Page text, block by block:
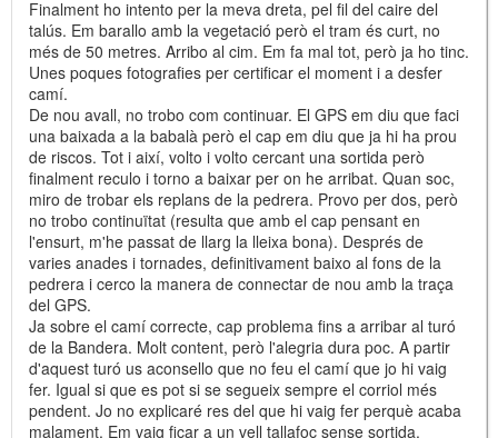
Finalment ho intento per la meva dreta, pel fil del caire del
talús. Em barallo amb la vegetació però el tram és curt, no
més de 50 metres. Arribo al cim. Em fa mal tot, però ja ho tinc.
Unes poques fotografies per certificar el moment i a desfer
camí.
De nou avall, no trobo com continuar. El GPS em diu que faci
una baixada a la babalà però el cap em diu que ja hi ha prou
de riscos. Tot i així, volto i volto cercant una sortida però
finalment reculo i torno a baixar per on he arribat. Quan soc,
miro de trobar els replans de la pedrera. Provo per dos, però
no trobo continuïtat (resulta que amb el cap pensant en
l'ensurt, m'he passat de llarg la lleixa bona). Després de
varies anades i tornades, definitivament baixo al fons de la
pedrera i cerco la manera de connectar de nou amb la traça
del GPS.
Ja sobre el camí correcte, cap problema fins a arribar al turó
de la Bandera. Molt content, però l'alegria dura poc. A partir
d'aquest turó us aconsello que no feu el camí que jo hi vaig
fer. Igual si que es pot si se segueix sempre el corriol més
pendent. Jo no explicaré res del que hi vaig fer perquè acaba
malament. Em vaig ficar a un vell tallafoc sense sortida.